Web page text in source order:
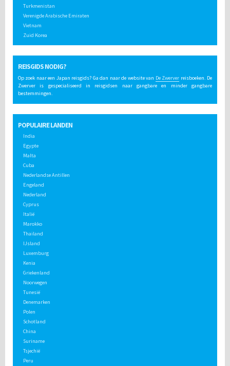
Turkmenistan
Verenigde Arabische Emiraten
Vietnam
Zuid Korea
REISGIDS NODIG?
Op zoek naar een Japan reisgids? Ga dan naar de website van De Zwerver reisboeken. De
Zwerver is gespecialiseerd in reisgidsen naar gangbare en minder gangbare
bestemmingen.
POPULAIRE LANDEN
India
Egypte
Malta
Cuba
Nederlandse Antillen
Engeland
Nederland
Cyprus
Italië
Marokko
Thailand
IJsland
Luxemburg
Kenia
Griekenland
Noorwegen
Tunesië
Denemarken
Polen
Schotland
China
Suriname
Tsjechië
Peru